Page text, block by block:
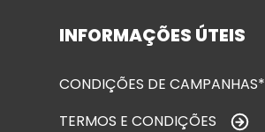
INFORMAÇÕES ÚTEIS
CONDIÇÕES DE CAMPANHAS*
TERMOS E CONDIÇÕES